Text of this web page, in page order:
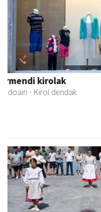
Guria
Urnieta - Jatetxeak
Previous